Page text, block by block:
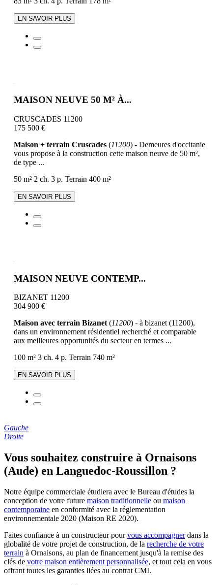
EN SAVOIR PLUS
MAISON NEUVE 50 M² À...
CRUSCADES 11200
175 500 €
Maison + terrain Cruscades (11200) - Demeures d'occitanie
vous propose à la construction cette maison neuve de 50 m²,
de type ...
50 m² 2 ch. 3 p. Terrain 400 m²
EN SAVOIR PLUS
MAISON NEUVE CONTEMP...
BIZANET 11200
304 900 €
Maison avec terrain Bizanet (11200) - à bizanet (11200),
dans un environnement résidentiel recherché et comparable
aux meilleures opportunités du secteur en termes ...
100 m² 3 ch. 4 p. Terrain 740 m²
EN SAVOIR PLUS
Gauche
Droite
Vous souhaitez construire à Ornaisons
(Aude) en Languedoc-Roussillon ?
Notre équipe commerciale étudiera avec le Bureau d'études la
conception de votre future maison traditionnelle ou maison
contemporaine en conformité avec la réglementation
environnementale 2020 (Maison RE 2020).
Faites confiance à un constructeur pourvous accompagnerdans la
globalité de votre projet de construction, de la recherche de votre
terrain à Ornaisons, au plan de financement jusqu'à la remise des
clés de votre maison entièrement personnalisée, et tout cela en vous
offrant toutes les garanties liées au contrat CMI.